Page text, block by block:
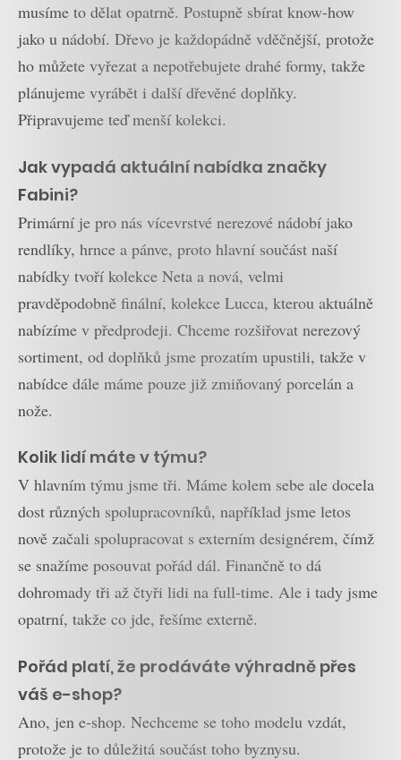
musíme to dělat opatrně. Postupně sbírat know-how
jako u nádobí. Dřevo je každopádně vděčnější, protože
ho můžete vyřezat a nepotřebujete drahé formy, takže
plánujeme vyrábět i další dřevěné doplňky.
Připravujeme teď menší kolekci.
Jak vypadá aktuální nabídka značky
Fabini?
Primární je pro nás vícevrstvé nerezové nádobí jako
rendlíky, hrnce a pánve, proto hlavní součást naší
nabídky tvoří kolekce Neta a nová, velmi
pravděpodobně finální, kolekce Lucca, kterou aktuálně
nabízíme v předprodeji. Chceme rozšiřovat nerezový
sortiment, od doplňků jsme prozatím upustili, takže v
nabídce dále máme pouze již zmiňovaný porcelán a
nože.
Kolik lidí máte v týmu?
V hlavním týmu jsme tři. Máme kolem sebe ale docela
dost různých spolupracovníků, například jsme letos
nově začali spolupracovat s externím designérem, čímž
se snažíme posouvat pořád dál. Finančně to dá
dohromady tři až čtyři lidi na full-time. Ale i tady jsme
opatrní, takže co jde, řešíme externě.
Pořád platí, že prodáváte výhradně přes
váš e-shop?
Ano, jen e-shop. Nechceme se toho modelu vzdát,
protože je to důležitá součást toho byznysu.